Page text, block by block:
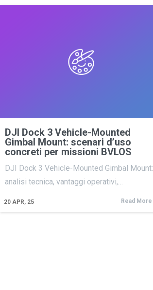
DJI Dock 3 Vehicle-Mounted
Gimbal Mount: scenari d’uso
concreti per missioni BVLOS
20 APR, 25
DJI Dock 3 Vehicle-Mounted Gimbal Mount:
analisi tecnica, vantaggi operativi,…
Read More